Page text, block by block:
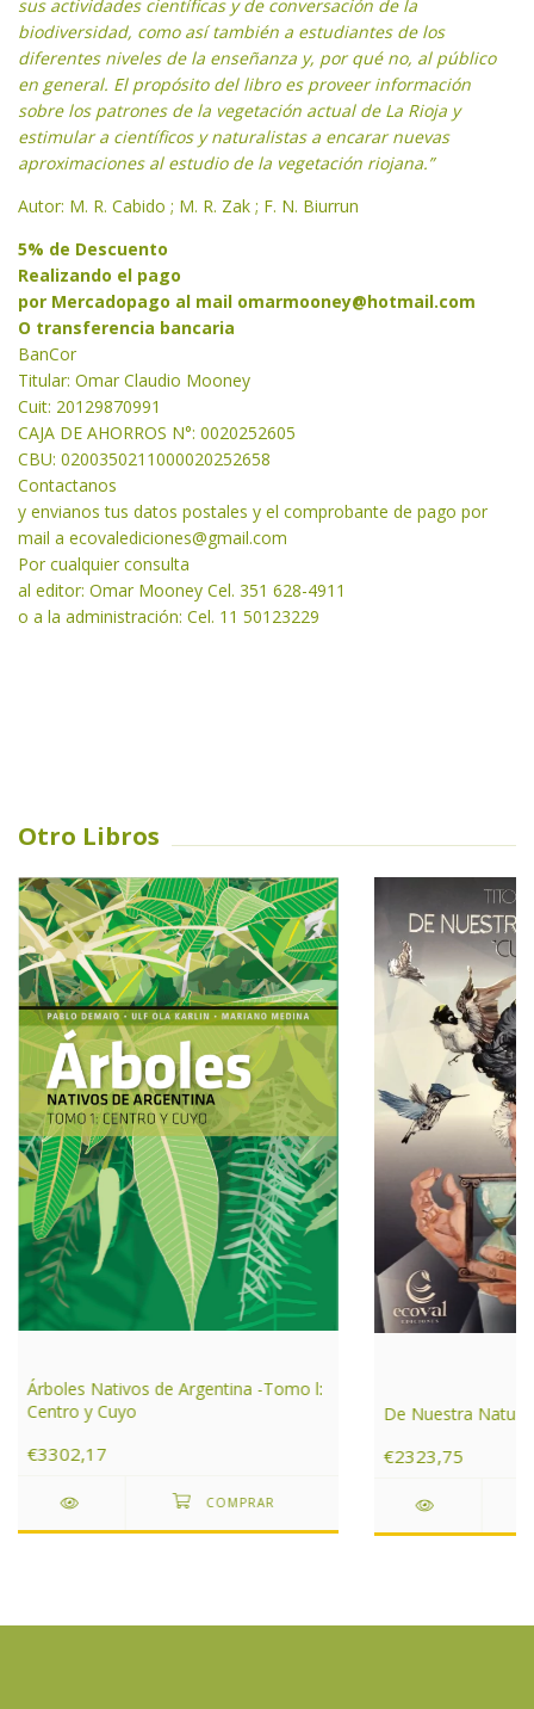
sus actividades científicas y de conversación de la
biodiversidad, como así también a estudiantes de los
diferentes niveles de la enseñanza y, por qué no, al público
en general. El propósito del libro es proveer información
sobre los patrones de la vegetación actual de La Rioja y
estimular a científicos y naturalistas a encarar nuevas
aproximaciones al estudio de la vegetación riojana.”
Autor: M. R. Cabido ; M. R. Zak ; F. N. Biurrun
5% de Descuento
Realizando el pago
por Mercadopago al mail omarmooney@hotmail.com
O transferencia bancaria
BanCor
Titular: Omar Claudio Mooney
Cuit: 20129870991
CAJA DE AHORROS N°: 0020252605
CBU: 0200350211000020252658
Contactanos
y envianos tus datos postales y el comprobante de pago por
mail a ecovalediciones@gmail.com
Por cualquier consulta
al editor: Omar Mooney Cel. 351 628-4911
o a la administración: Cel. 11 50123229
Otro Libros
Árboles Nativos de Argentina -Tomo l:
Centro y Cuyo
€3302,17
De Nuestra
€2323,75